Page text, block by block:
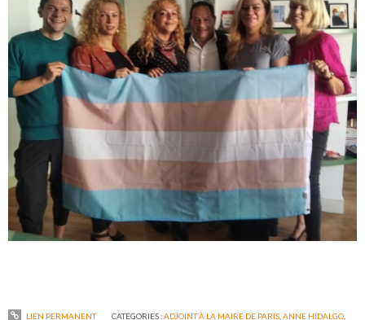
LIEN PERMANENT CATÉGORIES :ADJOINT À LA MAIRE DE PARIS, ANNE HIDALGO,